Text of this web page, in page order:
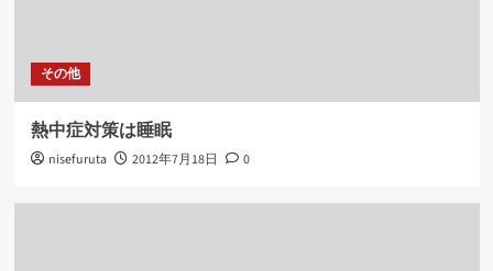
その他
熱中症対策は睡眠
nisefuruta 2012年7月18日 0